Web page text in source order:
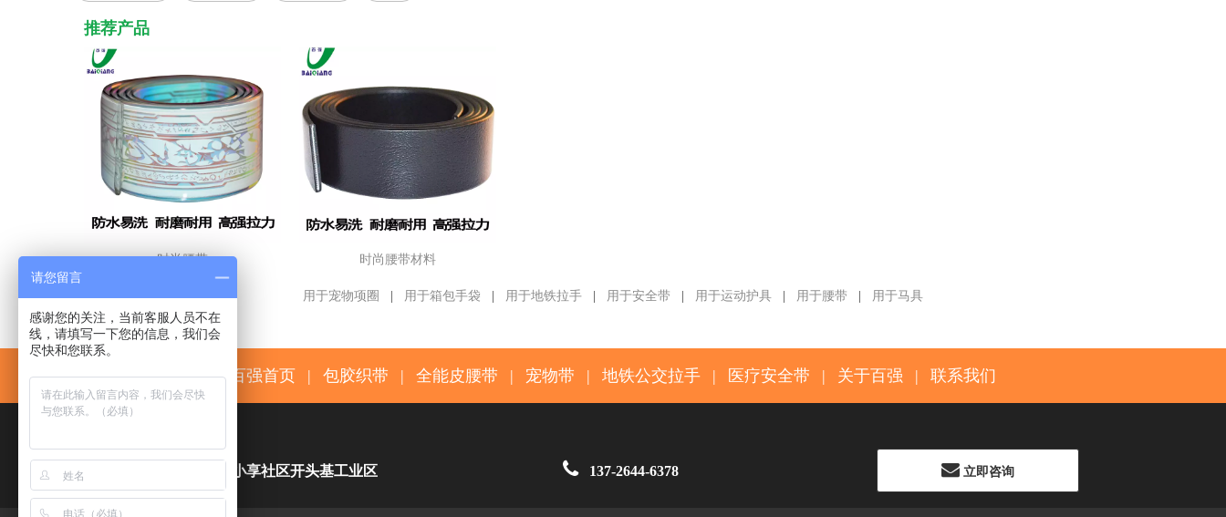
推荐产品
时尚腰带 时尚腰带材料
用于宠物项圈 用于箱包手袋 用于地铁拉手 用于安全带 用于运动护具 用于腰带 用于马具
百强首页 | 包胶织带 | 全能皮腰带 | 宠物带 | 地铁公交拉手 | 医疗安全带 | 关于百强 | 联系我们
东莞市万江区小享社区开头基工业区  137-2644-6378 立即咨询
请您留言
感谢您的关注，当前客服人员不在
线，请填写一下您的信息，我们会
尽快和您联系。